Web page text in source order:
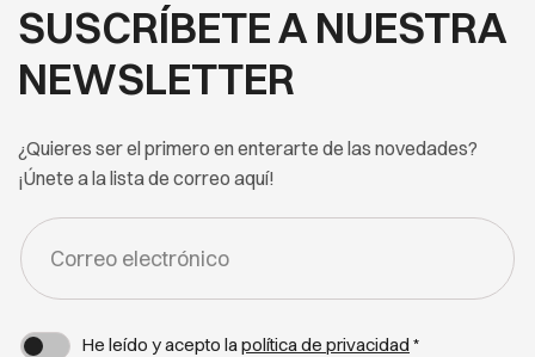
SUSCRÍBETE A NUESTRA
NEWSLETTER
¿Quieres ser el primero en enterarte de las novedades?
¡Únete a la lista de correo aquí!
FORM
-
NEWSLETTER
He leído y acepto lapolítica de privacidad *